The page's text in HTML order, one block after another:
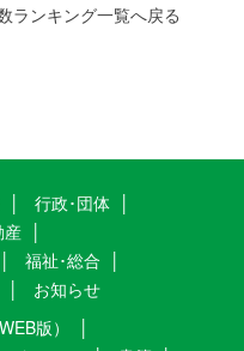
ランキング一覧へ戻る
行政･団体
産
福祉･総合
お知らせ
版）